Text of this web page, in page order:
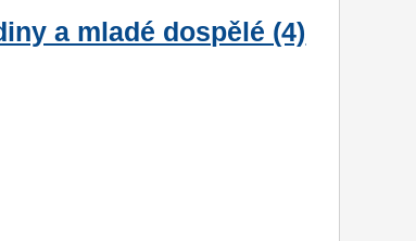
a mladé dospělé (4)